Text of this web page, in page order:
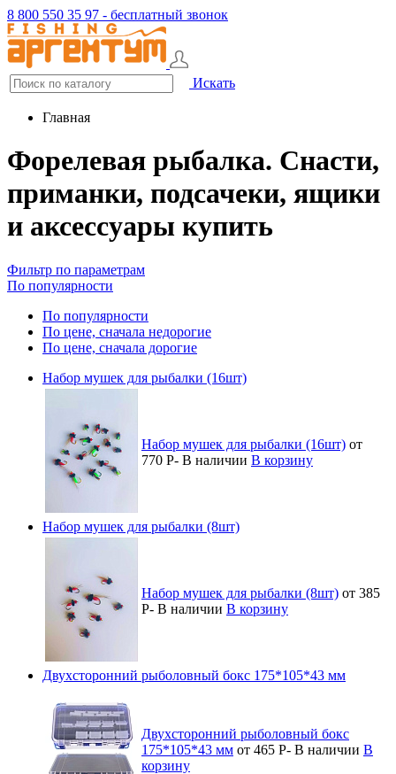
8 800 550 35 97 - бесплатный звонок
Искать
Главная
Форелевая рыбалка. Снасти,
приманки, подсачеки, ящики
и аксессуары купить
Фильтр по параметрам
По популярности
По популярности
По цене, сначала недорогие
По цене, сначала дорогие
Набор мушек для рыбалки (16шт)
Набор мушек для рыбалки (16шт) от
770 Р- В наличии В корзину
Набор мушек для рыбалки (8шт)
Набор мушек для рыбалки (8шт) от 385
Р- В наличии В корзину
Двухсторонний рыболовный бокс 175*105*43 мм
Двухсторонний рыболовный бокс
175*105*43 мм от 465 Р- В наличии В
корзину